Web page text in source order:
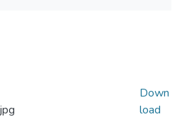
Down
load